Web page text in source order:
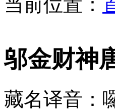
邬金财神
藏名译音：